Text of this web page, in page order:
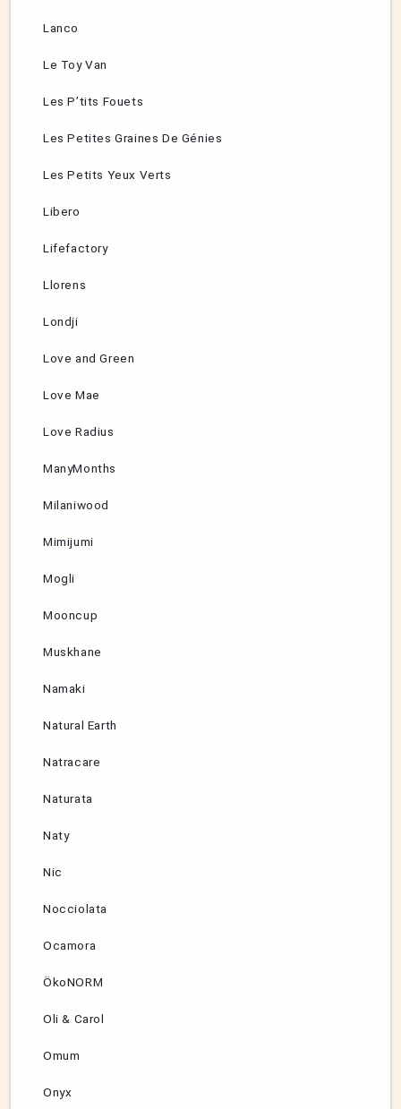
Lanco
Le Toy Van
Les P’tits Fouets
Les Petites Graines De Génies
Les Petits Yeux Verts
Libero
Lifefactory
Llorens
Londji
Love and Green
Love Mae
Love Radius
ManyMonths
Milaniwood
Mimijumi
Mogli
Mooncup
Muskhane
Namaki
Natural Earth
Natracare
Naturata
Naty
Nic
Nocciolata
Ocamora
ÖkoNORM
Oli & Carol
Omum
Onyx